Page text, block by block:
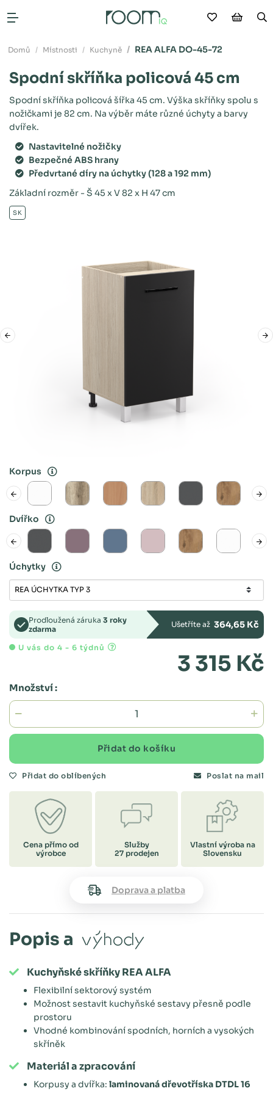
Otevřít menu Moje
Domů Místnosti Kuchyně REA ALFA DO-45-72
Spodní skříňka policová 45 cm
Spodní skříňka policová šířka 45 cm. Výška skříňky spolu s
nožičkami je 82 cm. Na výběr máte různé úchyty a barvy
dvířek.
Nastavitelné nožičky
Bezpečné ABS hrany
Předvrtané díry na úchytky (128 a 192 mm)
Základní rozměr - Š 45 x V 82 x H 47 cm
SK
Korpus
Dvířko
Úchytky
Prodloužená záruka 3 roky
zdarma
Ušetříte až 364,65 Kč
U vás do 4 - 6 týdnů
3 315 Kč
Množství :
Přidat do košíku
Přidat do oblíbených Poslat na mail
Cena přímo od
výrobce
Služby
27 prodejen
Vlastní výroba na
Slovensku
Doprava a platba
Popis a výhody
Kuchyňské skříňky REA ALFA
Flexibilní sektorový systém
Možnost sestavit kuchyňské sestavy přesně podle
prostoru
Vhodné kombinování spodních, horních a vysokých
skříněk
Materiál a zpracování
Korpusy a dvířka: laminovaná dřevotříska DTDL 16